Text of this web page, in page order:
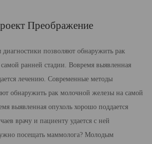
Преображение
позволяют обнаружить рак
ранней стадии. Вовремя выявленная
лечению. Современные методы
обнаружить рак молочной железы на самой
выявленная опухоль хорошо поддается
врачу и пациенту удается с ней
посещать маммолога? Молодым